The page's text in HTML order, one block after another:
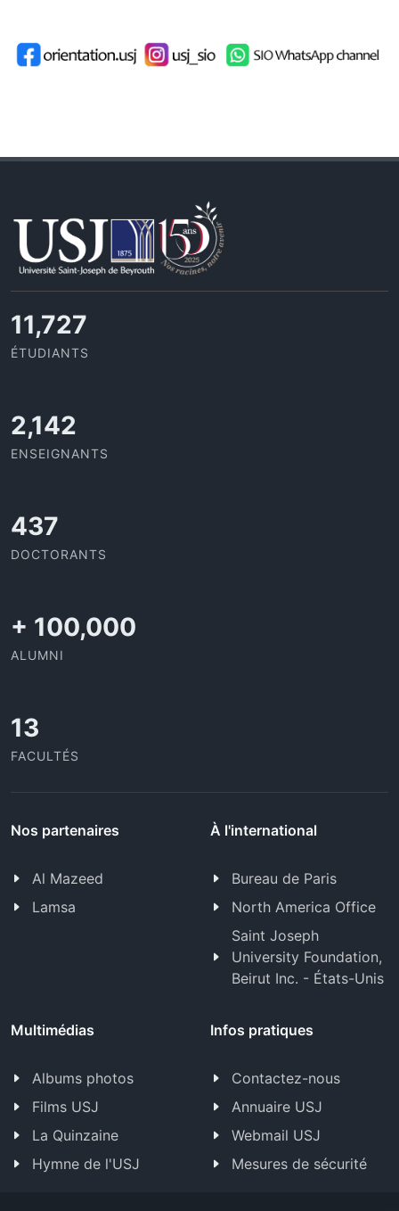
11,727
ÉTUDIANTS
2,142
ENSEIGNANTS
437
DOCTORANTS
+ 100,000
ALUMNI
13
FACULTÉS
Nos partenaires
Al Mazeed
Lamsa
À l'international
Bureau de Paris
North America Office
Saint Joseph
University Foundation,
Beirut Inc. - États-Unis
Multimédias
Albums photos
Films USJ
La Quinzaine
Hymne de l'USJ
Infos pratiques
Contactez-nous
Annuaire USJ
Webmail USJ
Mesures de sécurité